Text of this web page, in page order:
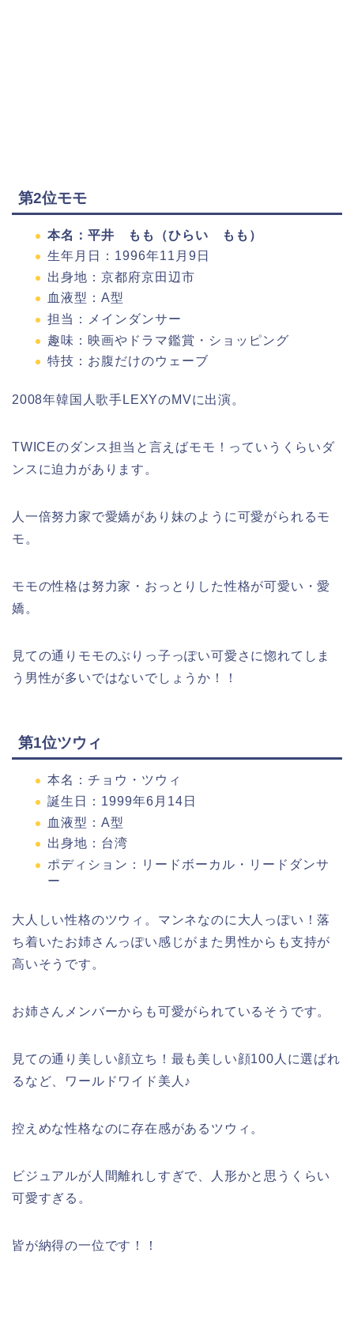
第2位モモ
本名：平井 もも（ひらい もも）
生年月日：1996年11月9日
出身地：京都府京田辺市
血液型：A型
担当：メインダンサー
趣味：映画やドラマ鑑賞・ショッピング
特技：お腹だけのウェーブ
2008年韓国人歌手LEXYのMVに出演。
TWICEのダンス担当と言えばモモ！っていうくらいダ
ンスに迫力があります。
人一倍努力家で愛嬌があり妹のように可愛がられるモ
モ。
モモの性格は努力家・おっとりした性格が可愛い・愛
嬌。
見ての通りモモのぶりっ子っぽい可愛さに惚れてしま
う男性が多いではないでしょうか！！
第1位ツウィ
本名：チョウ・ツウィ
誕生日：1999年6月14日
血液型：A型
出身地：台湾
ポディション：リードボーカル・リードダンサ
ー
大人しい性格のツウィ。マンネなのに大人っぽい！落
ち着いたお姉さんっぽい感じがまた男性からも支持が
高いそうです。
お姉さんメンバーからも可愛がられているそうです。
見ての通り美しい顔立ち！最も美しい顔100人に選ばれ
るなど、ワールドワイド美人♪
控えめな性格なのに存在感があるツウィ。
ビジュアルが人間離れしすぎで、人形かと思うくらい
可愛すぎる。
皆が納得の一位です！！